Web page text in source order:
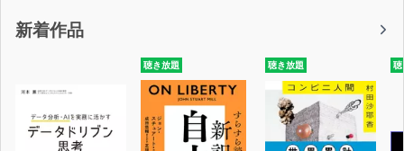
新着作品
聴き放題 聴き放題 聴